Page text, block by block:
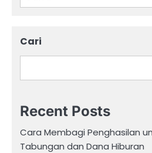
Cari
Recent Posts
Cara Membagi Penghasilan
Tabungan dan Dana Hiburan